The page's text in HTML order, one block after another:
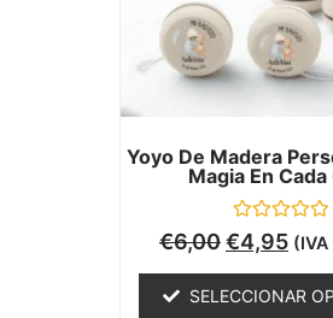
Yoyo De Madera
Magia En
Valorado
con
5
€6,00€4,95
SELECCIONAR